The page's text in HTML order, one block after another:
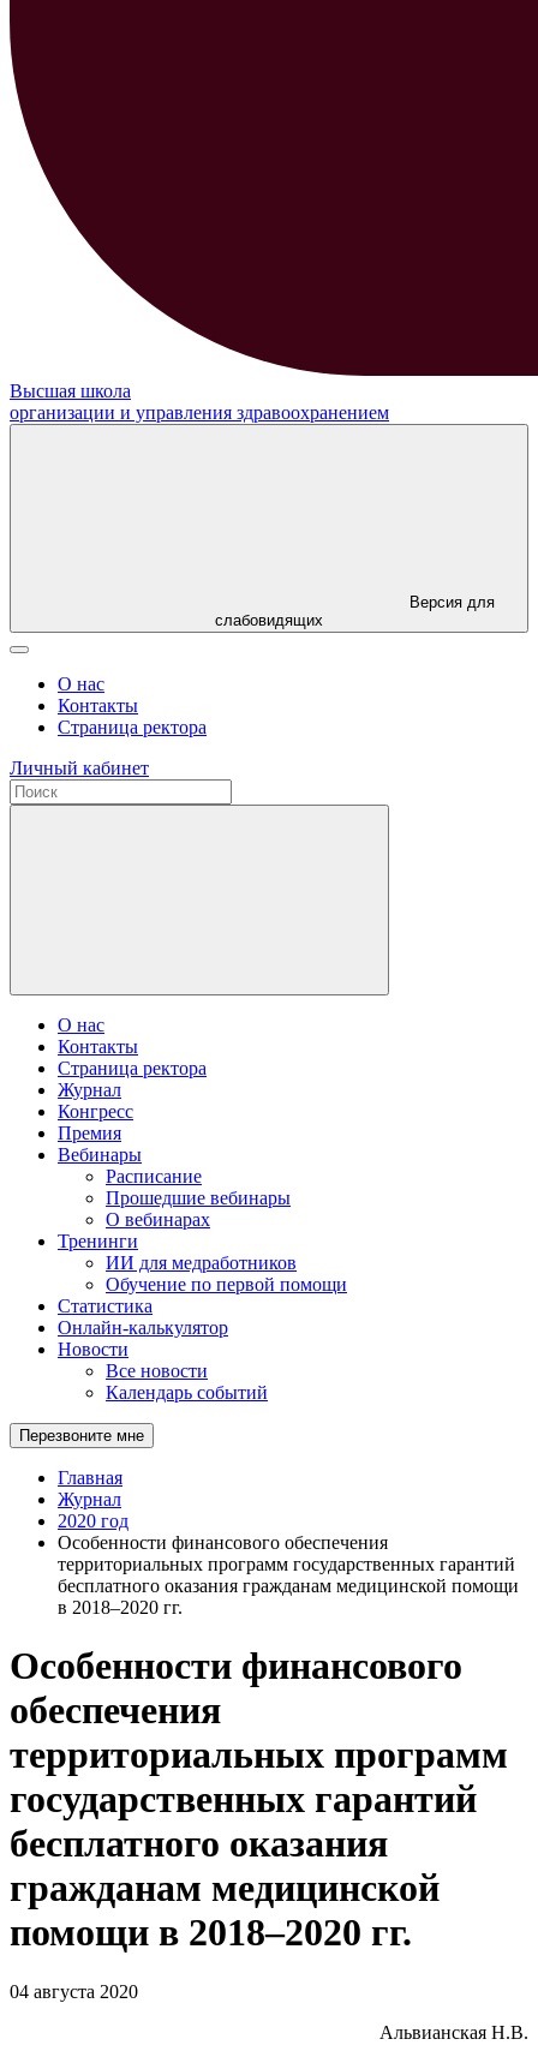
Высшая школа
организации и управления здравоохранением
Версия для
слабовидящих
О нас
Контакты
Страница ректора
Личный кабинет
О нас
Контакты
Страница ректора
Журнал
Конгресс
Премия
Вебинары
Расписание
Прошедшие вебинары
О вебинарах
Тренинги
ИИ для медработников
Обучение по первой помощи
Статистика
Онлайн-калькулятор
Новости
Все новости
Календарь событий
Перезвоните мне
Главная
Журнал
2020 год
Особенности финансового обеспечения
территориальных программ государственных гарантий
бесплатного оказания гражданам медицинской помощи
в 2018–2020 гг.
Особенности финансового
обеспечения
территориальных программ
государственных гарантий
бесплатного оказания
гражданам медицинской
помощи в 2018–2020 гг.
04 августа 2020
Альвианская Н.В.